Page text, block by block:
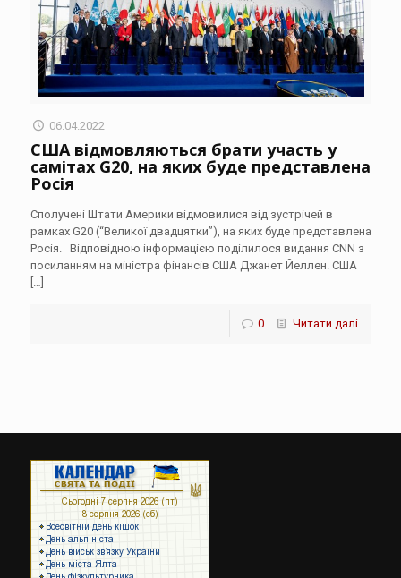
06.04.2022
США відмовляються брати участь у
самітах G20, на яких буде представлена
Росія
Сполучені Штати Америки відмовилися від зустрічей в
рамках G20 (“Великої двадцятки”), на яких буде представлена
Росія. Відповідною інформацією поділилося видання CNN з
посиланням на міністра фінансів США Джанет Йеллен. США
[…]
0 Читати далі